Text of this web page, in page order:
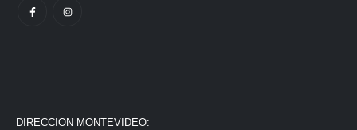
DIRECCION MONTEVIDEO: